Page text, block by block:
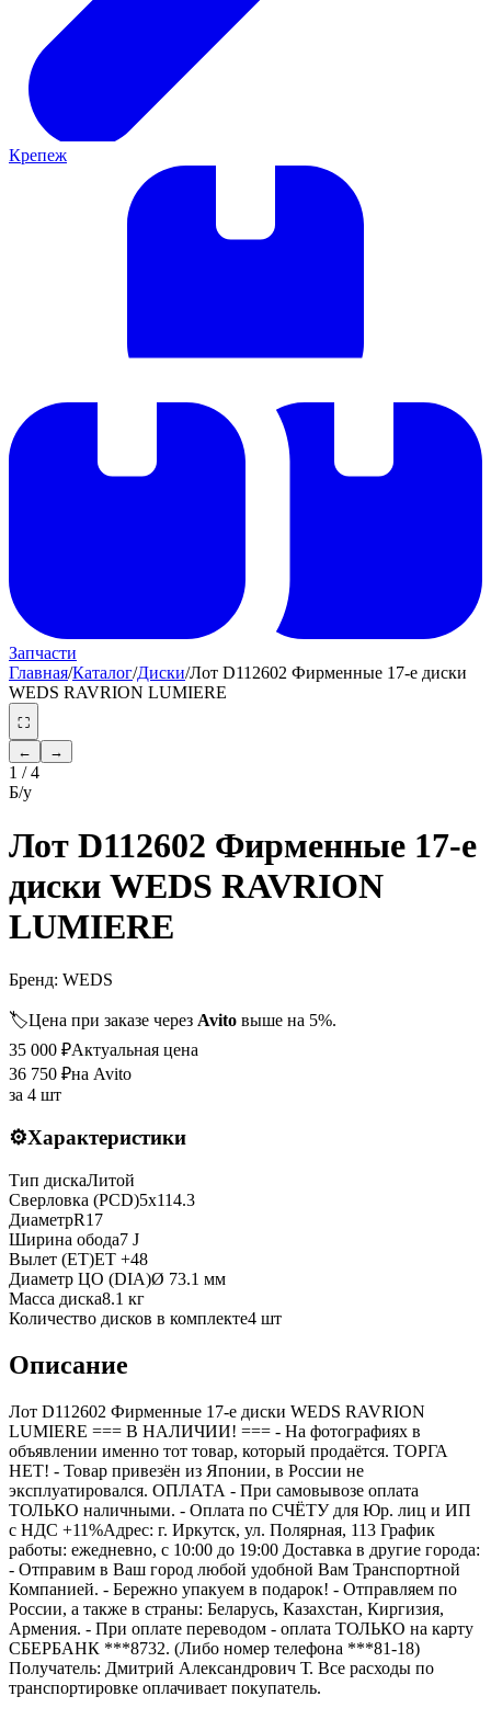
Крепеж
Запчасти
Главная/Каталог/Диски/Лот D112602 Фирменные 17-е диски
WEDS RAVRION LUMIERE
⛶
←
→
1 /4
Б/у
Лот D112602 Фирменные 17-е
диски WEDS RAVRION
LUMIERE
Бренд: WEDS
🏷️Цена при заказе через Avito выше на 5%.
35 000 ₽Актуальная цена
36 750 ₽на Avito
за 4 шт
⚙️Характеристики
Тип дискаЛитой
Сверловка (PCD)5x114.3
ДиаметрR17
Ширина обода7 J
Вылет (ET)ET +48
Диаметр ЦО (DIA)Ø 73.1 мм
Масса диска8.1 кг
Количество дисков в комплекте4 шт
Описание
Лот D112602 Фирменные 17-е диски WEDS RAVRION
LUMIERE === B НАЛИЧИИ! === - На фотографиях в
объявлении именно тот товар, который продаётся. ТОРГА
НЕТ! - Товар привезён из Японии, в России не
эксплуатировался. ОПЛАТА - При самовывозе оплата
ТОЛЬКО наличными. - Оплата по СЧЁТУ для Юр. лиц и ИП
с НДС +11%Адрес: г. Иркутск, ул. Полярная, 113 График
работы: ежедневно, с 10:00 до 19:00 Доставка в другие города:
- Отправим в Ваш город любой удобной Вам Транспортной
Компанией. - Бережно упакуем в подарок! - Отправляем по
России, а также в страны: Беларусь, Казахстан, Киргизия,
Армения. - При оплате переводом - оплата ТОЛЬКО на карту
СБЕРБАНК ***8732. (Либо номер телефона ***81-18)
Получатель: Дмитрий Александрович Т. Все расходы по
транспортировке оплачивает покупатель.